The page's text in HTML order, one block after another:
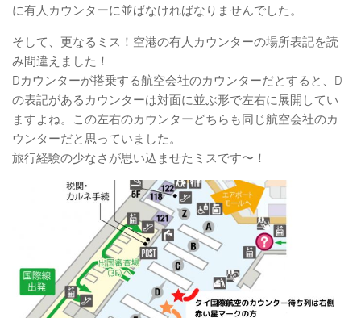
に有人カウンターに並ばなければなりませんでした。
そして、更なるミス！空港の有人カウンターの場所表記を読
み間違えました！
Dカウンターが搭乗する航空会社のカウンターだとすると、D
の表記があるカウンターは対面に並ぶ形で左右に展開してい
ますよね。この左右のカウンターどちらも同じ航空会社のカ
ウンターだと思っていました。
旅行経験の少なさが思い込ませたミスです〜！